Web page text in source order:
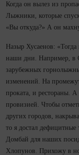
Когда он вылез из
Лыжники, которые
«Вы откуда?» А он
Назыр Хусаенов:
наши дни. Например, в
зарубежных
изменений. На
проката, и рестораны.
провизией. Чтобы
других городов,
то я достал дефицитные
Домбай для наших
Хлопунов. Прихожу в